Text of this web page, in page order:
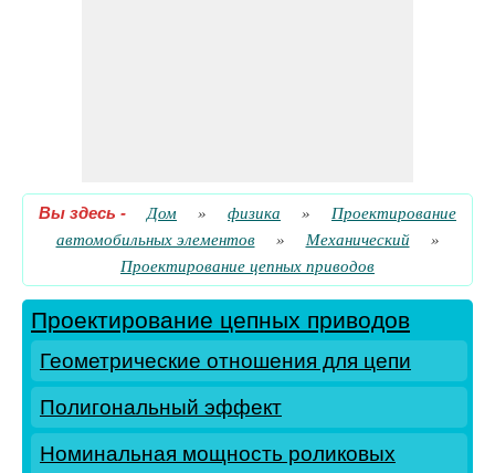
Вы здесь - Дом » физика »
Проектирование
автомобильных элементов
» Механический
»
Проектирование цепных приводов
Проектирование цепных приводов
Геометрические отношения для цепи
Полигональный эффект
Номинальная мощность роликовых